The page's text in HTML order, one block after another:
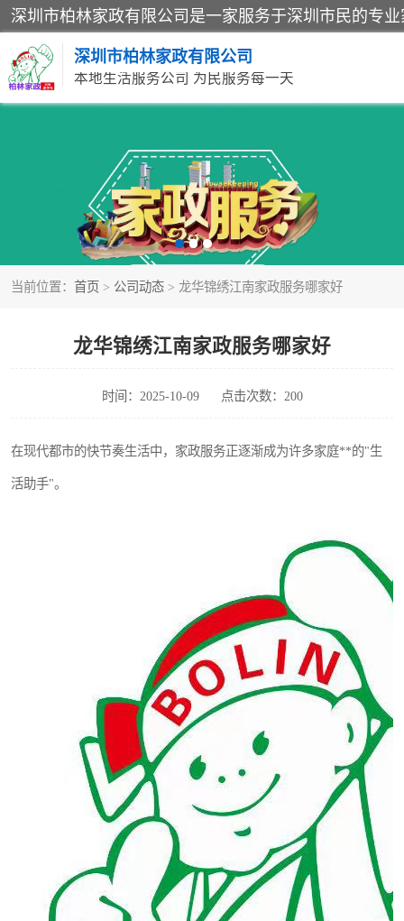
深圳市柏林家政有限公司
本地生活服务公司 为民服务每一天
当前位置： 首页 > 公司动态 > 龙华锦绣江南家政服务哪家好
龙华锦绣江南家政服务哪家好
时间：2025-10-09 点击次数：200
在现代都市的快节奏生活中，家政服务正逐渐成为许多家庭**的"生
活助手"。